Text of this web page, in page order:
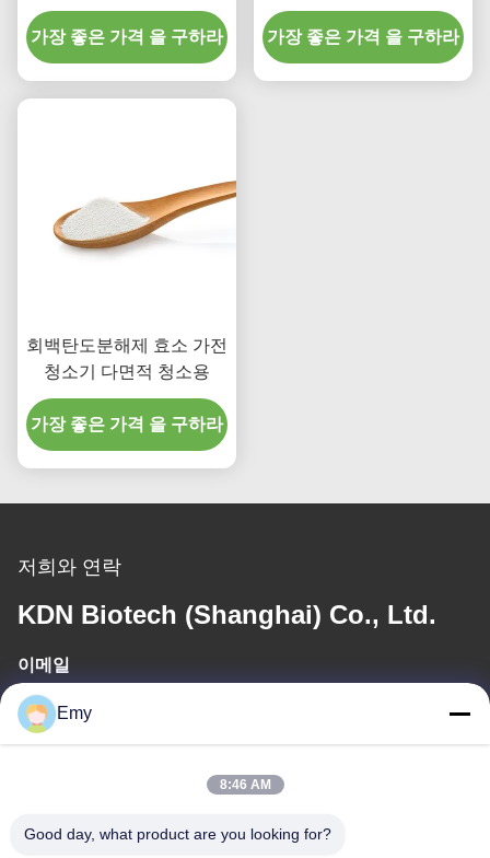
리너를 위해 가루가 됩니
다
가장 좋은 가격 을 구하라 가장 좋은 가격 을 구하라
회백탄도분해제 효소 가전
청소기 다면적 청소용
가장 좋은 가격 을 구하라
저희와 연락
KDN Biotech (Shanghai) Co., Ltd.
이메일
panxy@vlandgroup.com
우리 주소
Emy
8:46 AM
Good day, what product are you looking for?